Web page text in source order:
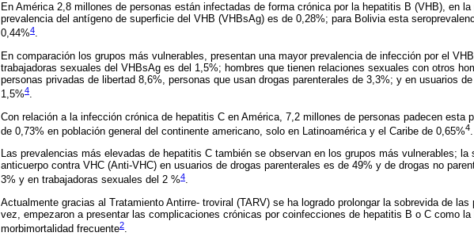
En América 2,8 millones de personas están infectadas de forma crónica por la hepatitis B (VHB), en
prevalencia del antígeno de superficie del VHB (VHBsAg) es de 0,28%; para Bolivia esta
0,44%4.
En comparación los grupos más vulnerables, presentan una mayor prevalencia de infección por el
trabajadoras sexuales del VHBsAg es del 1,5%; hombres que tienen relaciones sexuales con otros
personas privadas de libertad 8,6%, personas que usan drogas parenterales de 3,3%; y en usuarios
1,5%4.
Con relación a la infección crónica de hepatitis C en América, 7,2 millones de personas padecen esta
de 0,73% en población general del continente americano, solo en Latinoamérica y el Caribe de 0,65%4.
Las prevalencias más elevadas de hepatitis C también se observan en los grupos más vulnerables; la
anticuerpo contra VHC (Anti-VHC) en usuarios de drogas parenterales es de 49% y de drogas no
3% y en trabajadoras sexuales del 2 %4.
Actualmente gracias al Tratamiento Antirre- troviral (TARV) se ha logrado prolongar la sobrevida de
vez, empezaron a presentar las complicaciones crónicas por coinfecciones de hepatitis B o C como
morbimortalidad frecuente2.